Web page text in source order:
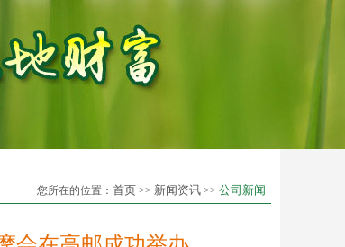
您所在的位置： 首页 >> 新闻资讯 >> 公司新闻